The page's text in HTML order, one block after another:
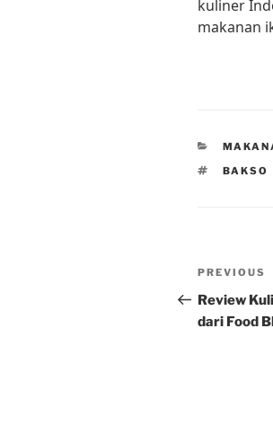
kuliner
makanan
TAGS
BAKSO
Post
Previous
Post
PREVIOUS
Review
dari Food